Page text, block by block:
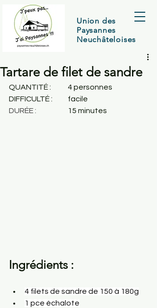
Union des
Paysannes
Neuchâteloises
Tartare de filet de sandre
QUANTITÉ :	4 personnes
facile
15 minutes
Ingrédients :
4 filets de sandre de 150 à 180g
1 pce échalote